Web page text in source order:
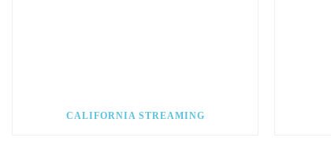
CALIFORNIA STREAMING